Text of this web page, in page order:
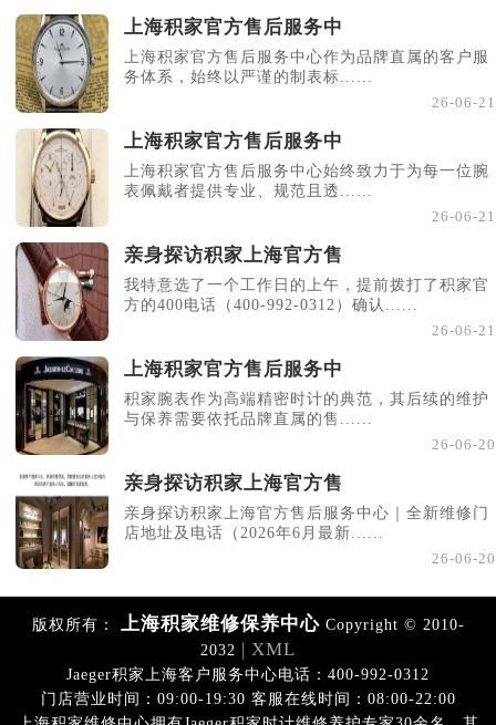
上海积家官方售后服务中
上海积家官方售后服务中心作为品牌直属的客户服
务体系，始终以严谨的制表标......
26-06-21
上海积家官方售后服务中
上海积家官方售后服务中心始终致力于为每一位腕
表佩戴者提供专业、规范且透......
26-06-21
亲身探访积家上海官方售
我特意选了一个工作日的上午，提前拨打了积家官
方的400电话（400-992-0312）确认......
26-06-21
上海积家官方售后服务中
积家腕表作为高端精密时计的典范，其后续的维护
与保养需要依托品牌直属的售......
26-06-20
亲身探访积家上海官方售
亲身探访积家上海官方售后服务中心｜全新维修门
店地址及电话（2026年6月最新......
26-06-20
版权所有： 上海积家维修保养中心Copyright © 2010-
2032 | XML
Jaeger积家上海客户服务中心电话：400-992-0312
门店营业时间：09:00-19:30 客服在线时间：08:00-22:00